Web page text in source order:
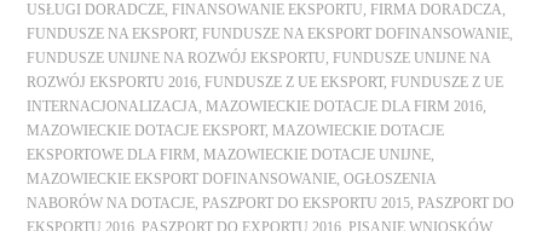
USŁUGI DORADCZE ,FINANSOWANIE EKSPORTU ,FIRMA DORADCZA
FUNDUSZE NA EKSPORT,FUNDUSZE NA EKSPORT DOFINANSOWANIE
FUNDUSZE UNIJNE NA ROZWÓJ EKSPORTU ,FUNDUSZE UNIJNE NA
ROZWÓJ EKSPORTU 2016 ,FUNDUSZE Z UE EKSPORT,FUNDUSZE Z UE
INTERNACJONALIZACJA ,MAZOWIECKIE DOTACJE DLA FIRM 2016
MAZOWIECKIE DOTACJE EKSPORT,MAZOWIECKIE DOTACJE
EKSPORTOWE DLA FIRM ,MAZOWIECKIE DOTACJE UNIJNE
MAZOWIECKIE EKSPORT DOFINANSOWANIE ,OGŁOSZENIA
NABORÓW NA DOTACJE ,PASZPORT DO EKSPORTU 2015 ,PASZPORT DO
EKSPORTU 2016 ,PASZPORT DO EXPORTU 2016 ,PISANIE WNIOSKÓW